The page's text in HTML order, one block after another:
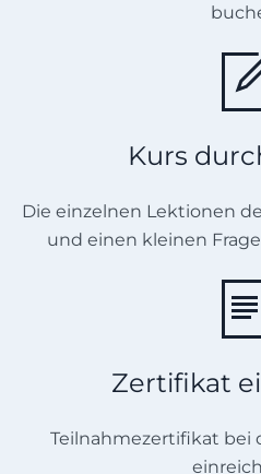
Kurs
Die einzelnen Lektionen
und einen kleinen
Zertifikat
Teilnahmezertifikat bei